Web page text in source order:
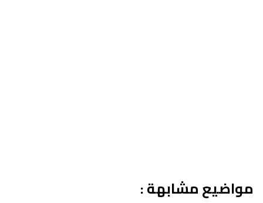
مواضيع مشابهة :